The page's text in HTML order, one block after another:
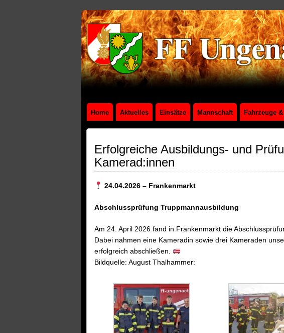
Home Aktuelles Einsätze Mannschaft Fahrzeuge
Erfolgreiche Ausbildungs- und
Kamerad:innen
24.04.2026 – Frankenmarkt
Abschlussprüfung Truppmannausbildung
Am 24. April 2026 fand in Frankenmarkt die
Dabei nahmen eine Kameradin sowie drei Kameraden
erfolgreich abschließen.
Bildquelle: August Thalhammer: